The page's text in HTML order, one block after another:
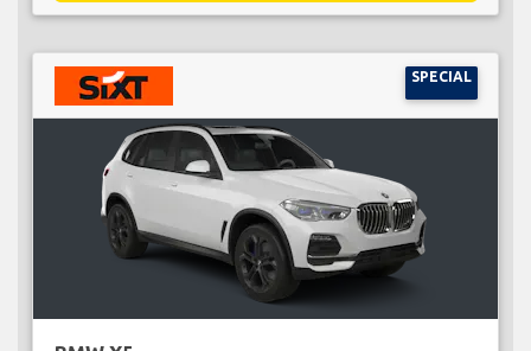
SPECIAL